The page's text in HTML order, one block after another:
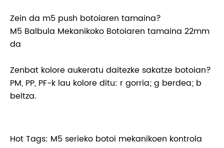
Zein da m5 push botoiaren tamaina?
M5 Balbula Mekanikoko Botoiaren tamaina 22mm
da
Zenbat kolore aukeratu daitezke sakatze botoian?
PM, PP, PF-k lau kolore ditu: r gorria; g berdea; b
beltza.
Hot Tags: M5 serieko botoi mekanikoen kontrola